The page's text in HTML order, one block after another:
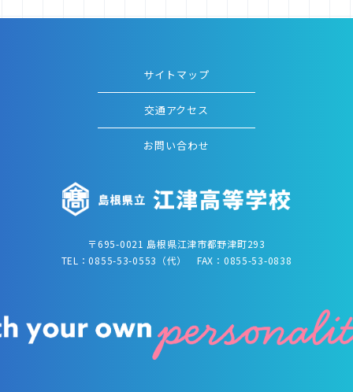
サイトマップ
交通アクセス
お問い合わせ
〒695-0021 島根県江津市都野津町293
TEL：0855-53-0553（代） FAX：0855-53-0838